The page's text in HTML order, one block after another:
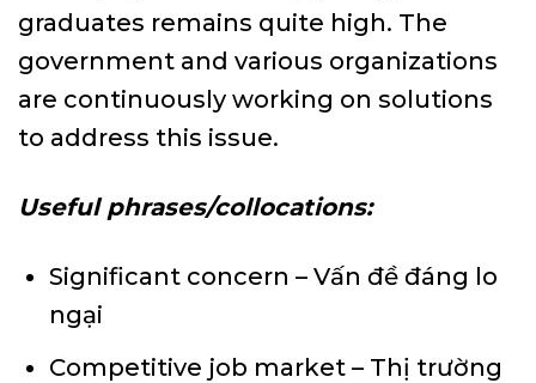
graduates remains quite high. The
government and various organizations
are continuously working on solutions
to address this issue.
Useful phrases/collocations:
Significant concern – Vấn đề đáng lo
ngại
Competitive job market – Thị trường